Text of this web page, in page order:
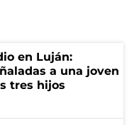
en Luján:
a una joven
tres hijos